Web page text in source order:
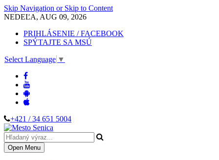
Skip Navigation or Skip to Content
NEDEĽA, AUG 09, 2026
PRIHLÁSENIE / FACEBOOK
SPÝTAJTE SA MSÚ
Select Language ▼
+421 / 34 651 5004
Open Menu